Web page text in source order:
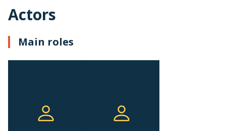
Actors
Main roles